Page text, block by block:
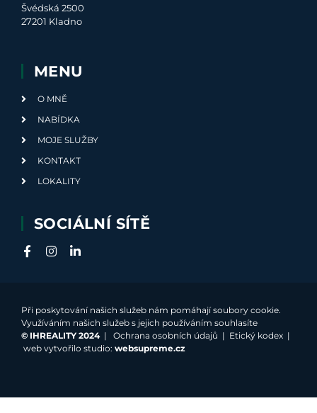
Švédská 2500
27201 Kladno
MENU
O MNĚ
NABÍDKA
MOJE SLUŽBY
KONTAKT
LOKALITY
SOCIÁLNÍ SÍTĚ
Při poskytování našich služeb nám pomáhají soubory cookie.
Využíváním našich služeb s jejich používáním souhlasíte
© IHREALITY 2024| Ochrana osobních údajů | Etický kodex |
web vytvořilo studio: websupreme.cz